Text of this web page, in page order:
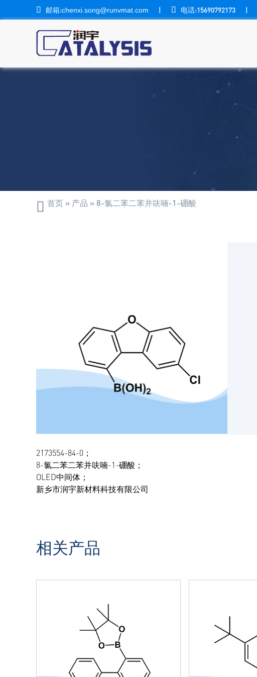
 邮箱:chenxi.song@runvmat.com |  电话:15690792173 |
 首页 » 产品 » 8-氯二苯二苯并呋喃-1-硼酸
2173554-84-0；
8-氯二苯二苯并呋喃-1-硼酸；
OLED中间体；
新乡市润宇新材料科技有限公司
相关产品